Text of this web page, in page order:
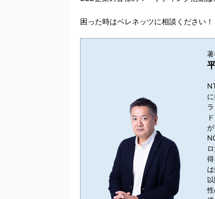
困った時はベレネッツに相談ください！